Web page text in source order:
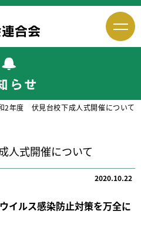
2年度 伏見台校下成人式開催について
式開催について
2020.10.22
イルス感染防止対策を万全に